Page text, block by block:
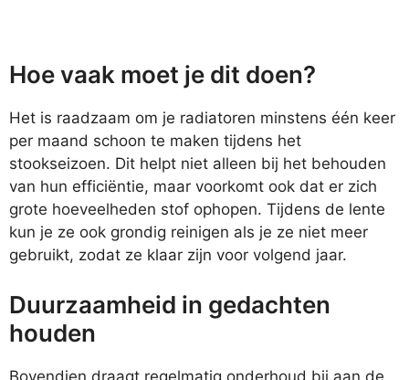
Hoe vaak moet je dit doen?
Het is raadzaam om je radiatoren minstens één keer
per maand schoon te maken tijdens het
stookseizoen. Dit helpt niet alleen bij het behouden
van hun efficiëntie, maar voorkomt ook dat er zich
grote hoeveelheden stof ophopen. Tijdens de lente
kun je ze ook grondig reinigen als je ze niet meer
gebruikt, zodat ze klaar zijn voor volgend jaar.
Duurzaamheid in gedachten
houden
Bovendien draagt regelmatig onderhoud bij aan de